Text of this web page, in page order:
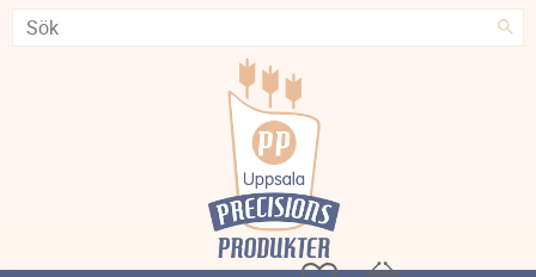
FavoriterKundvagn